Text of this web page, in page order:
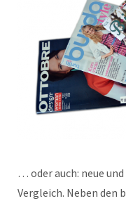
… oder auch: neue
Vergleich. Neben den